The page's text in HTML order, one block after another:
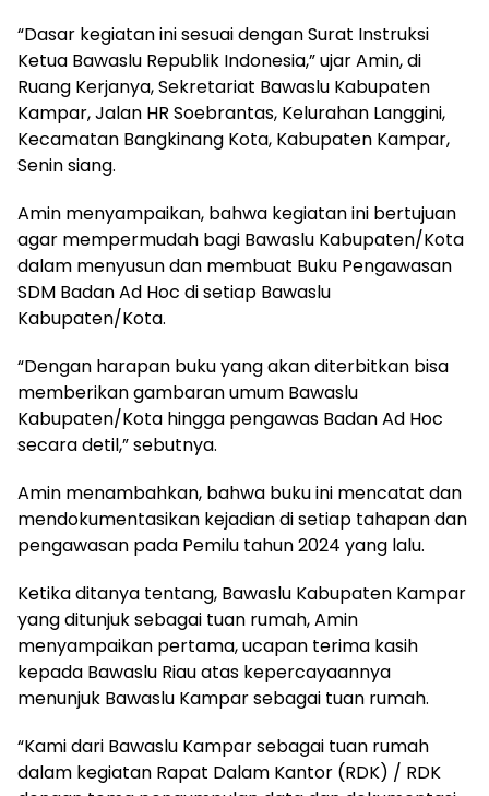
“Dasar kegiatan ini sesuai dengan Surat Instruksi
Ketua Bawaslu Republik Indonesia,” ujar Amin, di
Ruang Kerjanya, Sekretariat Bawaslu Kabupaten
Kampar, Jalan HR Soebrantas, Kelurahan Langgini,
Kecamatan Bangkinang Kota, Kabupaten Kampar,
Senin siang.
Amin menyampaikan, bahwa kegiatan ini bertujuan
agar mempermudah bagi Bawaslu Kabupaten/Kota
dalam menyusun dan membuat Buku Pengawasan
SDM Badan Ad Hoc di setiap Bawaslu
Kabupaten/Kota.
“Dengan harapan buku yang akan diterbitkan bisa
memberikan gambaran umum Bawaslu
Kabupaten/Kota hingga pengawas Badan Ad Hoc
secara detil,” sebutnya.
Amin menambahkan, bahwa buku ini mencatat dan
mendokumentasikan kejadian di setiap tahapan dan
pengawasan pada Pemilu tahun 2024 yang lalu.
Ketika ditanya tentang, Bawaslu Kabupaten Kampar
yang ditunjuk sebagai tuan rumah, Amin
menyampaikan pertama, ucapan terima kasih
kepada Bawaslu Riau atas kepercayaannya
menunjuk Bawaslu Kampar sebagai tuan rumah.
“Kami dari Bawaslu Kampar sebagai tuan rumah
dalam kegiatan Rapat Dalam Kantor (RDK) / RDK